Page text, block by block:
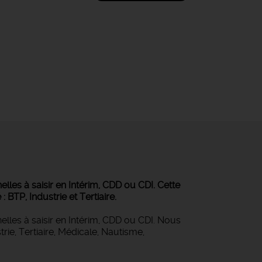
à saisir en Intérim, CDD ou CDI. Cette
Industrie et Tertiaire.
à saisir en Intérim, CDD ou CDI. Nous
Tertiaire, Médicale, Nautisme,